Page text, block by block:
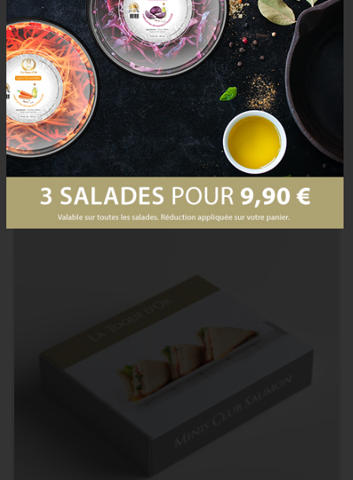
Seuls les clients connectés ayant acheté ce produit ont la
possibilité de laisser un avis.
Mais aussi
PRODUCTS